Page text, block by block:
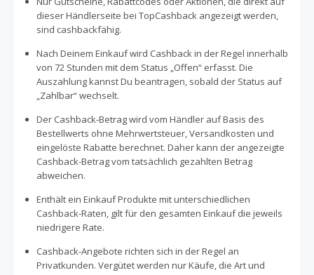
dieser Händlerseite bei TopCashback angezeigt werden,
sind cashbackfähig.
Nach Deinem Einkauf wird Cashback in der Regel innerhalb
von 72 Stunden mit dem Status „Offen“ erfasst. Die
Auszahlung kannst Du beantragen, sobald der Status auf
„Zahlbar“ wechselt.
Der Cashback-Betrag wird vom Händler auf Basis des
Bestellwerts ohne Mehrwertsteuer, Versandkosten und
eingelöste Rabatte berechnet. Daher kann der angezeigte
Cashback-Betrag vom tatsächlich gezahlten Betrag
abweichen.
Enthält ein Einkauf Produkte mit unterschiedlichen
Cashback-Raten, gilt für den gesamten Einkauf die jeweils
niedrigere Rate.
Cashback-Angebote richten sich in der Regel an
Privatkunden. Vergütet werden nur Käufe, die Art und